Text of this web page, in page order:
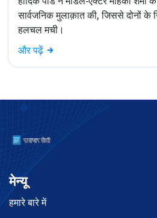
सार्वजनिक मुलाक़ात की, जिससे दोनों के
हलचल मची।
और पढ़ें
मेन्यू
हमारे बारे में